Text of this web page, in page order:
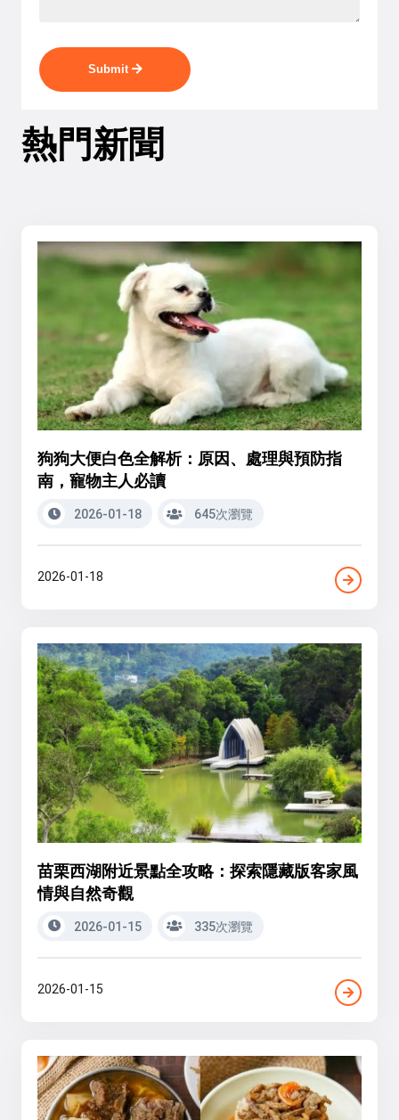
Submit
熱門新聞
狗狗大便白色全解析：原因、處理與預防指
南，寵物主人必讀
2026-01-18 645次瀏覽
2026-01-18
苗栗西湖附近景點全攻略：探索隱藏版客家風
情與自然奇觀
2026-01-15 335次瀏覽
2026-01-15